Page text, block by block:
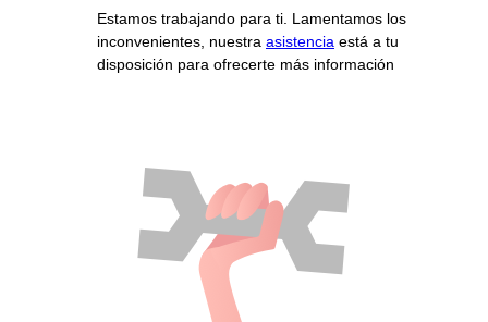
Estamos trabajando para ti. Lamentamos los
inconvenientes, nuestra asistencia está a tu
disposición para ofrecerte más información